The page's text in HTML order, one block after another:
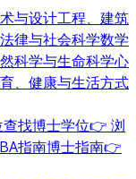
与设计工程、建筑
法律与社会科学数学
科学与生命科学心
、健康与生活方式
查找博士学位👉 浏
指南博士指南👉